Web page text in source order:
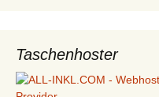
Taschenhoster